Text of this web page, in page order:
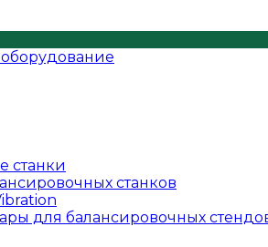
станки
станков
для балансировочных